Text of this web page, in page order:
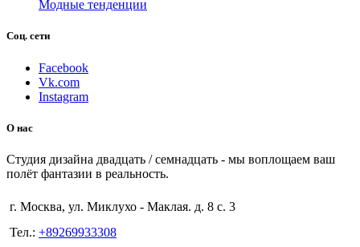
Модные тенденции
Соц. сети
Facebook
Vk.com
Instagram
О нас
Студия дизайна двадцать / семнадцать - мы воплощаем ваш
полёт фантазии в реальность.
г. Москва, ул. Миклухо - Маклая. д. 8 с. 3
Тел.: +89269933308